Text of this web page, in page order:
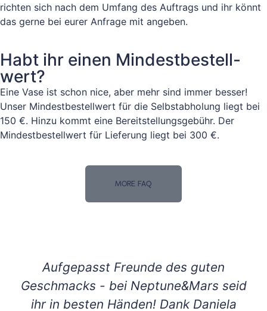
richten sich nach dem Umfang des Auftrags und ihr könnt
das gerne bei eurer Anfrage mit angeben.
Habt ihr einen Mindestbestell-
wert?
Eine Vase ist schon nice, aber mehr sind immer besser!
Unser Mindestbestellwert für die Selbstabholung liegt bei
150 €. Hinzu kommt eine Bereitstellungsgebühr. Der
Mindestbestellwert für Lieferung liegt bei 300 €.
MORE FAQ
Aufgepasst Freunde des guten
Geschmacks - bei Neptune&Mars seid
ihr in besten Händen! Dank Daniela